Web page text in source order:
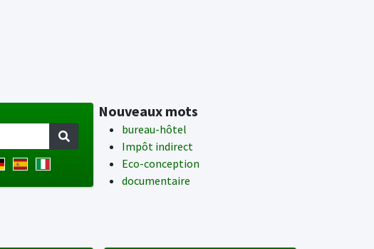
Nouveaux mots
bureau-hôtel
Impôt indirect
Eco-conception
documentaire